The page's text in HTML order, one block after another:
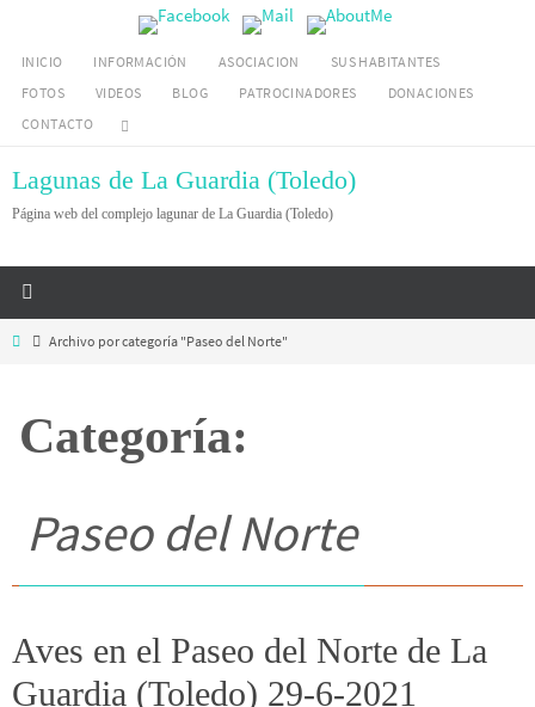
contenido
INICIO INFORMACIÓN ASOCIACION
SUS HABITANTES
FOTOS
VIDEOS BLOG PATROCINADORES
DONACIONES
CONTACTO
Lagunas de La Guardia (Toledo)
Página web del complejo lagunar de La Guardia (Toledo)
InicioArchivo por categoría "Paseo del Norte"
Categoría:
Paseo del Norte
Aves en el Paseo del Norte de La
Guardia (Toledo) 29-6-2021